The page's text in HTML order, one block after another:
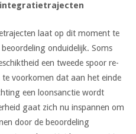
laat op dit moment te
onduidelijk. Soms
een tweede spoor re-
voorkomen dat aan het einde
een loonsanctie wordt
gaat zich nu inspannen om
door de beoordeling